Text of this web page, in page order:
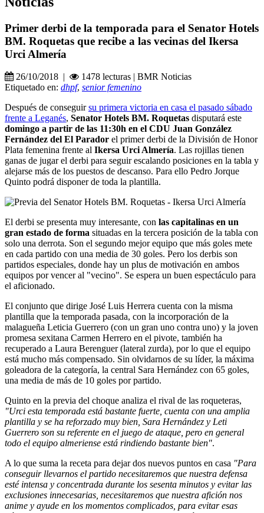
Primer derbi de la temporada para el Senator Hotels
BM. Roquetas que recibe a las vecinas del Ikersa
Urci Almería
26/10/2018 |
1478 lecturas | BMR Noticias
Etiquetado en: dhpf, senior femenino
Después de conseguirsu primera victoria en casa el pasado sábado
frente a Leganés, Senator Hotels BM. Roquetas disputará este
domingo a partir de las 11:30h en el CDU Juan González
Fernández del El Parador el primer derbi de la División de Honor
Plata femenina frente al Ikersa Urci Almería. Las rojillas tienen
ganas de jugar el derbi para seguir escalando posiciones en la tabla y
alejarse más de los puestos de descanso. Para ello Pedro Jorque
Quinto podrá disponer de toda la plantilla.
El derbi se presenta muy interesante, con las capitalinas en un
gran estado de forma situadas en la tercera posición de la tabla con
solo una derrota. Son el segundo mejor equipo que más goles mete
en cada partido con una media de 30 goles. Pero los derbis son
partidos especiales, donde hay un plus de motivación en ambos
equipos por vencer al "vecino". Se espera un buen espectáculo para
el aficionado.
El conjunto que dirige José Luis Herrera cuenta con la misma
plantilla que la temporada pasada, con la incorporación de la
malagueña Leticia Guerrero (con un gran uno contra uno) y la joven
promesa sexitana Carmen Herrero en el pivote, también ha
recuperado a Laura Berenguer (lateral zurda), por lo que el equipo
está mucho más compensado. Sin olvidarnos de su líder, la máxima
goleadora de la categoría, la central Sara Hernández con 65 goles,
una media de más de 10 goles por partido.
Quinto en la previa del choque analiza el rival de las roqueteras,
"Urci esta temporada está bastante fuerte, cuenta con una amplia
plantilla y se ha reforzado muy bien, Sara Hernández y Leti
Guerrero son su referente en el juego de ataque, pero en general
todo el equipo almeriense está rindiendo bastante bien".
A lo que suma la receta para dejar dos nuevos puntos en casa "Para
conseguir llevarnos el partido necesitaremos que nuestra defensa
esté intensa y concentrada durante los sesenta minutos y evitar las
exclusiones innecesarias, necesitaremos que nuestra afición nos
anime y ayude en los momentos complicados, para evitar esas